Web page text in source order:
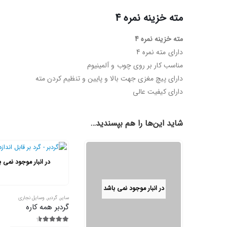
مته خزینه نمره 4
مته خزینه نمره 4
دارای مته نمره 4
مناسب کار بر روی چوب و آلمینیوم
دارای پیچ مغزی جهت بالا و پایین و تنظیم کردن مته
دارای کیفیت عالی
شاید این‌ها را هم بپسندید…
در انبار موجود نمی باشد
در انبار موجود نمی
سایر, گردبر, وسایل نجاری
گردبر همه کاره